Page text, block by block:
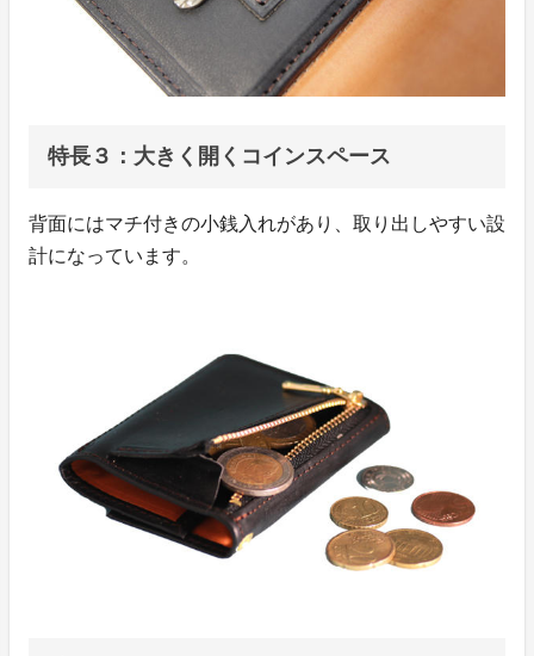
特長３：大きく開くコインスペース
背面にはマチ付きの小銭入れがあり、取り出しやすい設
計になっています。